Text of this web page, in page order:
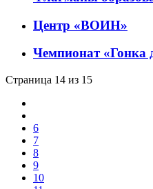
Центр «ВОИН»
Чемпионат «Гонка
Страница 14 из 15
6
7
8
9
10